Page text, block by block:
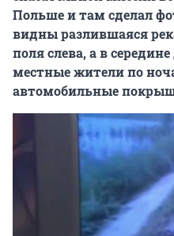
Польше и там сделал
видны разлившаяся
поля слева, а в
местные жители по
автомобильные